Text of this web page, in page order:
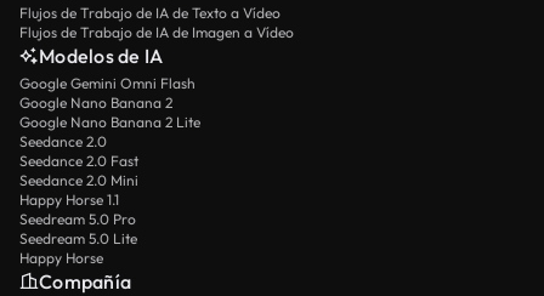
Flujos de Trabajo de IA de Texto a Vídeo
Flujos de Trabajo de IA de Imagen a Vídeo
Modelos de IA
Google Gemini Omni Flash
Google Nano Banana 2
Google Nano Banana 2 Lite
Seedance 2.0
Seedance 2.0 Fast
Seedance 2.0 Mini
Happy Horse 1.1
Seedream 5.0 Pro
Seedream 5.0 Lite
Happy Horse
Compañía